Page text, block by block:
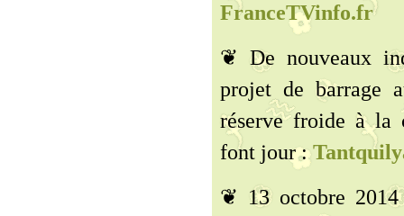
FranceTVinfo.fr
❦ De nouveaux
projet de barrage
réserve froide à la
font jour :
❦ 13 octobre